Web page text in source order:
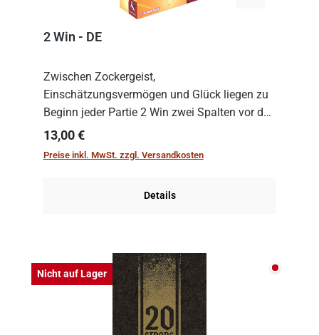
2 Win - DE
Zwischen Zockergeist,
Einschätzungsvermögen und Glück liegen zu
Beginn jeder Partie 2 Win zwei Spalten vor den
Spielenden aus, die es in die Höhe zu treiben
gilt. Doch das geht natürlich nur, solange man
Regulärer Preis:
13,00 €
Preise inkl. MwSt. zzgl. Versandkosten
Details
Nicht auf Lager Nicht